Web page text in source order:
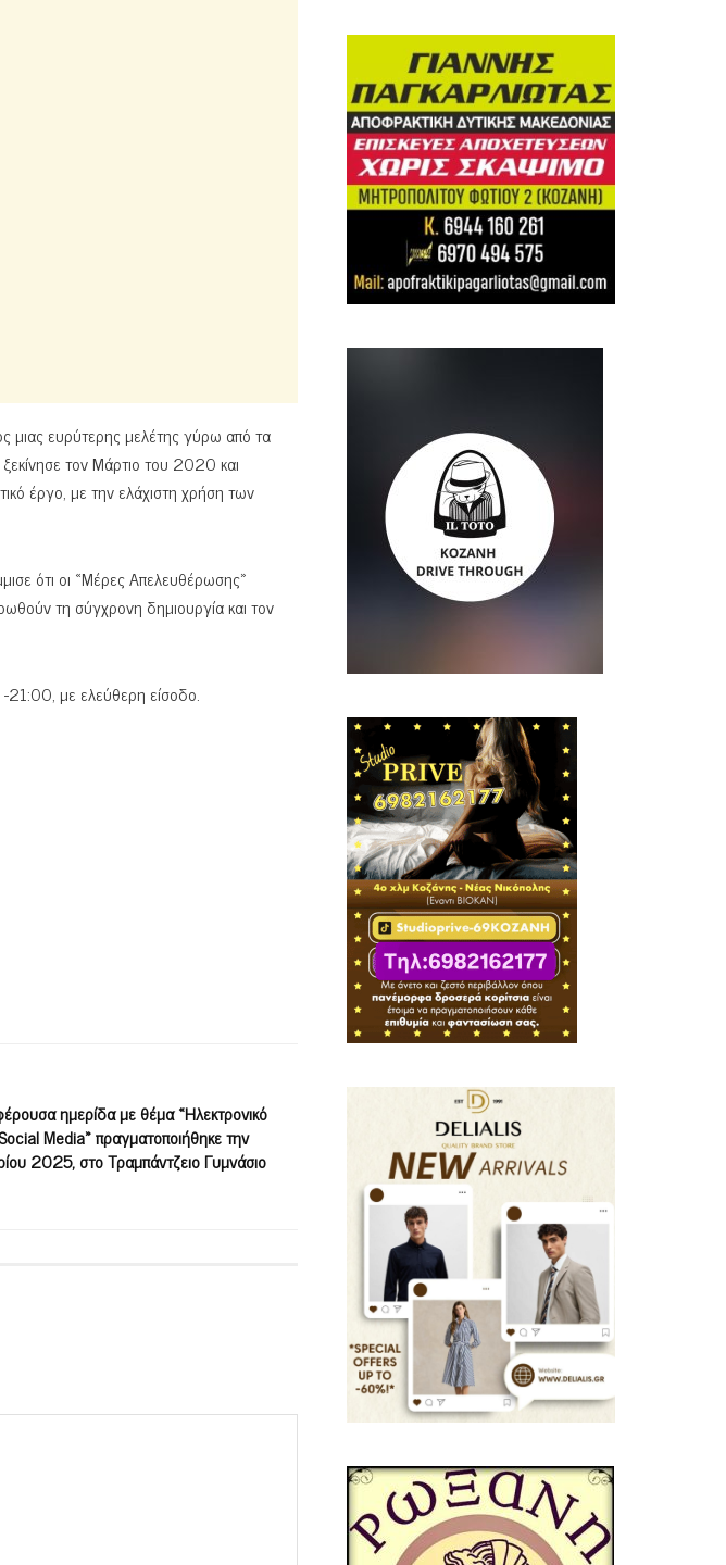
μιας ευρύτερης μελέτης γύρω από τα
τον Μάρτιο του 2020 και
έργο, με την ελάχιστη χρήση των
ότι οι «Μέρες Απελευθέρωσης»
τη σύγχρονη δημιουργία και τον
21:00, με ελεύθερη είσοδο.
ημερίδα με θέμα «Ηλεκτρονικό
Media» πραγματοποιήθηκε την
2025, στο Τραμπάντζειο Γυμνάσιο